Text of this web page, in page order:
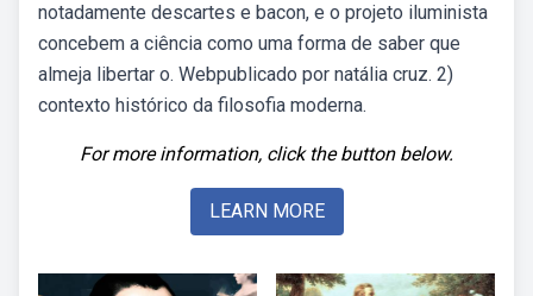
notadamente descartes e bacon, e o projeto iluminista
concebem a ciência como uma forma de saber que
almeja libertar o. Webpublicado por natália cruz. 2)
contexto histórico da filosofia moderna.
For more information, click the button below.
LEARN MORE